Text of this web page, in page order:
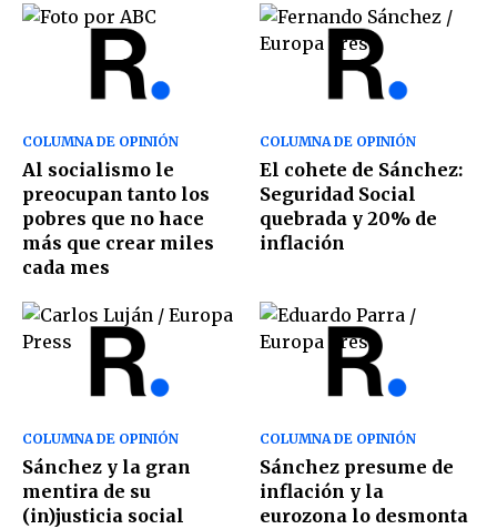
COLUMNA DE OPINIÓN
Al socialismo le
preocupan tanto los
pobres que no hace
más que crear miles
cada mes
COLUMNA DE OPINIÓN
El cohete de Sánchez:
Seguridad Social
quebrada y 20% de
inflación
COLUMNA DE OPINIÓN
Sánchez y la gran
mentira de su
(in)justicia social
COLUMNA DE OPINIÓN
Sánchez presume de
inflación y la
eurozona lo desmonta